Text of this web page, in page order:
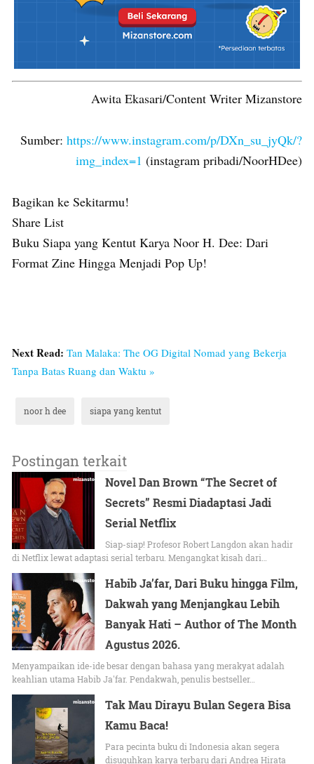
Awita Ekasari/Content Writer Mizanstore
Sumber: https://www.instagram.com/p/DXn_su_jyQk/?
img_index=1 (instagram pribadi/NoorHDee)
Bagikan ke Sekitarmu!
Share List
Buku Siapa yang Kentut Karya Noor H. Dee: Dari
Format Zine Hingga Menjadi Pop Up!
Next Read: Tan Malaka: The OG Digital Nomad yang Bekerja
Tanpa Batas Ruang dan Waktu »
noor h dee siapa yang kentut
Postingan terkait
Novel Dan Brown “The Secret of
Secrets” Resmi Diadaptasi Jadi
Serial Netflix
Siap-siap! Profesor Robert Langdon akan hadir
di Netflix lewat adaptasi serial terbaru. Mengangkat kisah dari…
Habib Ja’far, Dari Buku hingga Film,
Dakwah yang Menjangkau Lebih
Banyak Hati – Author of The Month
Agustus 2026.
Menyampaikan ide-ide besar dengan bahasa yang merakyat adalah
keahlian utama Habib Ja'far. Pendakwah, penulis bestseller…
Tak Mau Dirayu Bulan Segera Bisa
Kamu Baca!
Para pecinta buku di Indonesia akan segera
disuguhkan karya terbaru dari Andrea Hirata